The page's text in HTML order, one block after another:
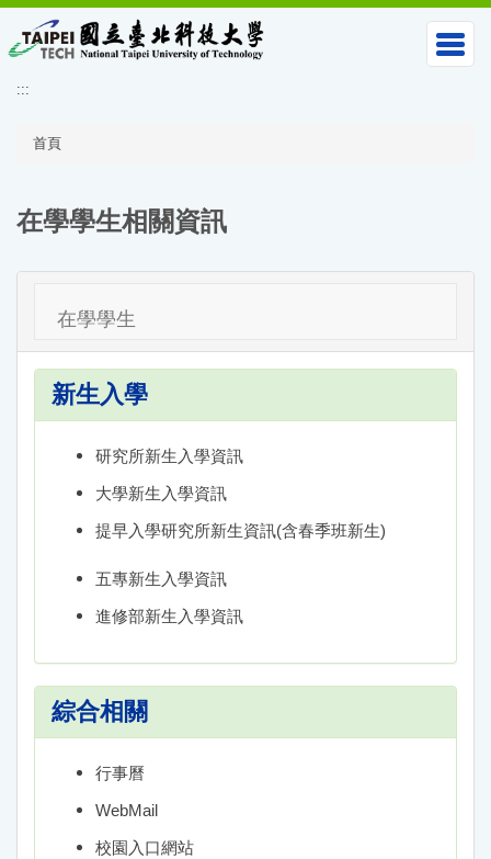
到
主
:::
首頁
在學學生相關資訊
在學學生
新生入學
研究所新生入學資訊
大學新生入學資訊
提早入學研究所新生資訊(含春季班新生)
五專新生入學資訊
進修部新生入學資訊
綜合相關
行事曆
WebMail
校園入口網站